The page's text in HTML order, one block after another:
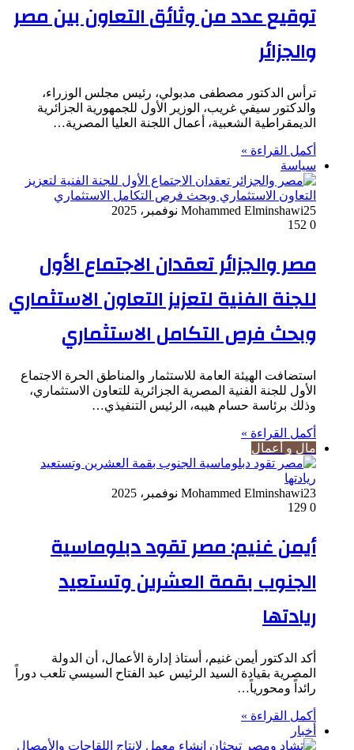
توقيع عدد من وثائق التعاون بين مصر
والجزائر
ترأس الدكتور مصطفى مدبولي، رئيس مجلس الوزراء،
والدكتور سيفي غريب، الوزير الأول للجمهورية الجزائرية
الديمقراطية الشعبية، أعمال اللجنة العليا المصرية…
أكمل القراءة »
سياسة
Mohammed Elminshawi25 نوفمبر، 2025
0
مصر والجزائر تعقدان الاجتماع الأول
للجنة الفنية لتعزيز التعاون الاستثماري
وبحث فرص التكامل الاستثماري
استضافت الهيئة العامة للاستثمار والمناطق الحرة الاجتماع
الأول للجنة الفنية المصرية الجزائرية للتعاون الاستثماري،
وذلك برئاسة حسام هيبه، الرئيس التنفيذي…
أكمل القراءة »
مال و أعمال
Mohammed Elminshawi23 نوفمبر، 2025
0
أيمن غنيم: مصر تقود دبلوماسية
الجنوب بقمة العشرين وتستعيد
ريادتها
أكد الدكتور أيمن غنيم، أستاذ إدارة الأعمال، أن الدولة
المصرية بقيادة السيد الرئيس عبد الفتاح السيسي تلعب دوراً
رائداً ومحورياً…
أكمل القراءة »
أخبار